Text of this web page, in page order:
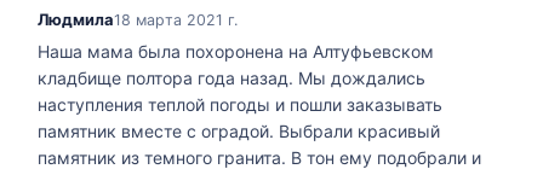
Людмила18 марта 2021 г.
Наша мама была похоронена на Алтуфьевском
кладбище полтора года назад. Мы дождались
наступления теплой погоды и пошли заказывать
памятник вместе с оградой. Выбрали красивый
памятник из темного гранита. В тон ему подобрали и